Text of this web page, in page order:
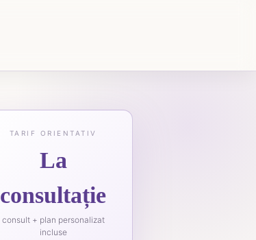
TARIF ORIENTATIV
La
consultație
consult + plan personalizat
incluse